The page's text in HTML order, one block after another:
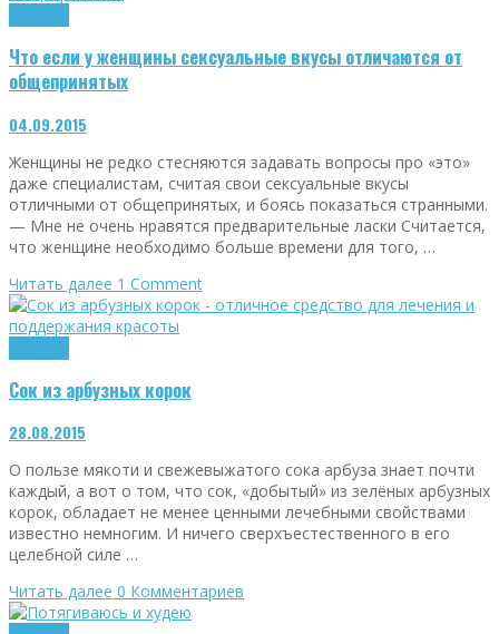
Что если у женщины сексуальные вкусы отличаются от
общепринятых
04.09.2015
Женщины не редко стесняются задавать вопросы про «это»
даже специалистам, считая свои сексуальные вкусы
отличными от общепринятых, и боясь показаться странными.
— Мне не очень нравятся предварительные ласки Считается,
что женщине необходимо больше времени для того, …
Читать далее 1 Comment
Сок из арбузных корок
28.08.2015
О пользе мякоти и свежевыжатого сока арбуза знает почти
каждый, а вот о том, что сок, «добытый» из зелёных арбузных
корок, обладает не менее ценными лечебными свойствами
известно немногим. И ничего сверхъестественного в его
целебной силе …
Читать далее 0 Комментариев